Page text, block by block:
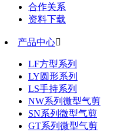
合作关系
资料下载
产品中心
LF方型系列
LY圆形系列
LS手持系列
NW系列微型气剪
SN系列微型气剪
GT系列微型气剪